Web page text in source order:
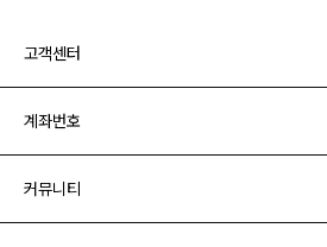
고객센터
계좌번호
커뮤니티